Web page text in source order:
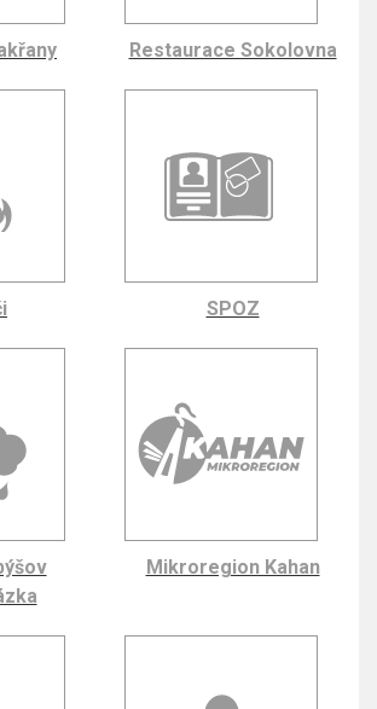
Restaurace Sokolovna
SPOZ
Mikroregion Kahan